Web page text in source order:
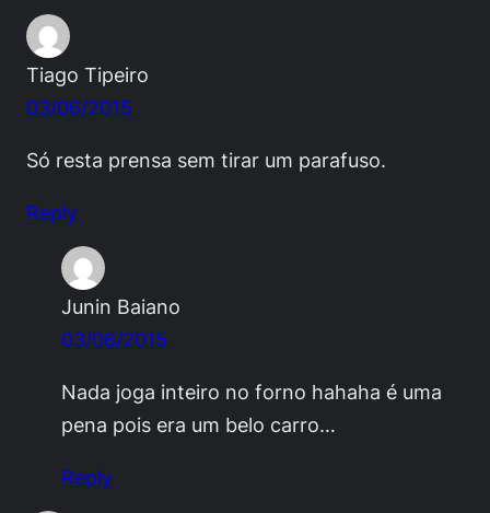
Tiago Tipeiro
03/06/2015
Só resta prensa sem tirar um parafuso.
Reply
Junin Baiano
03/06/2015
Nada joga inteiro no forno hahaha é uma
pena pois era um belo carro…
Reply